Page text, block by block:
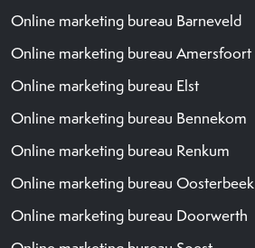
Online marketing bureau Barneveld
Online marketing bureau Amersfoort
Online marketing bureau Elst
Online marketing bureau Bennekom
Online marketing bureau Renkum
Online marketing bureau Oosterbeek
Online marketing bureau Doorwerth